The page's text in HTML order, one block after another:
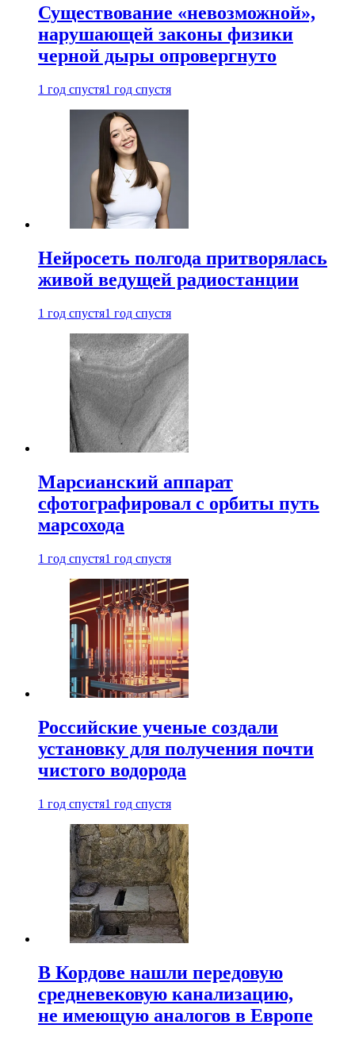
Существование «невозможной»,
нарушающей законы физики
черной дыры опровергнуто
1 год спустя1 год спустя
Нейросеть полгода притворялась
живой ведущей радиостанции
1 год спустя1 год спустя
Марсианский аппарат
сфотографировал с орбиты путь
марсохода
1 год спустя1 год спустя
Российские ученые создали
установку для получения почти
чистого водорода
1 год спустя1 год спустя
В Кордове нашли передовую
средневековую канализацию,
не имеющую аналогов в Европе